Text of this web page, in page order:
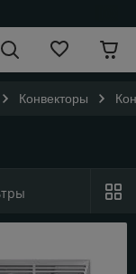
Конвекторы